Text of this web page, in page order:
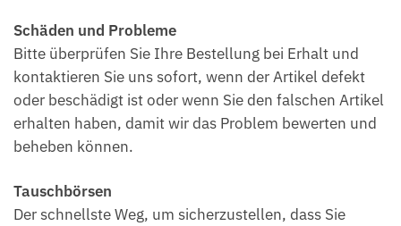
Schäden und Probleme
Bitte überprüfen Sie Ihre Bestellung bei Erhalt und
kontaktieren Sie uns sofort, wenn der Artikel defekt
oder beschädigt ist oder wenn Sie den falschen Artikel
erhalten haben, damit wir das Problem bewerten und
beheben können.
Tauschbörsen
Der schnellste Weg, um sicherzustellen, dass Sie